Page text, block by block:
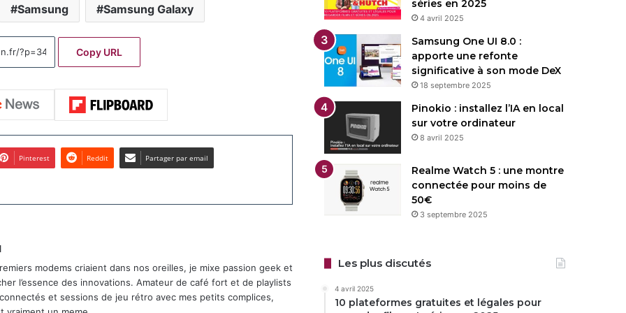
Samsung Samsung Galaxy
Copy URL
Pinterest Reddit Partager par email
modems criaient dans nos oreilles, je mixe passion geek et
l’essence des innovations. Amateur de café fort et de playlists
et sessions de jeu rétro avec mes petits complices,
séries en 2025
4 avril 2025
Samsung One UI 8.0 :
apporte une refonte
significative à son mode DeX
18 septembre 2025
Pinokio : installez l’IA en local
sur votre ordinateur
8 avril 2025
Realme Watch 5 : une montre
connectée pour moins de
50€
3 septembre 2025
Les plus discutés
4 avril 2025
10 plateformes gratuites et légales pour